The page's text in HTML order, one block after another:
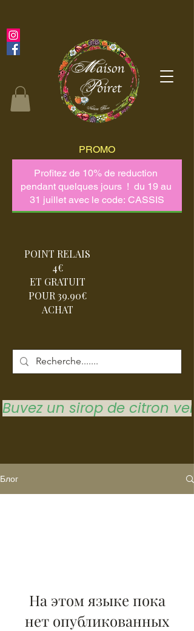
POINT RELAIS
4€
ET GRATUIT
POUR 39.90€
ACHAT
Buvez un sirop de citron
PROMO
Блог
На этом языке пока
нет опубликованных